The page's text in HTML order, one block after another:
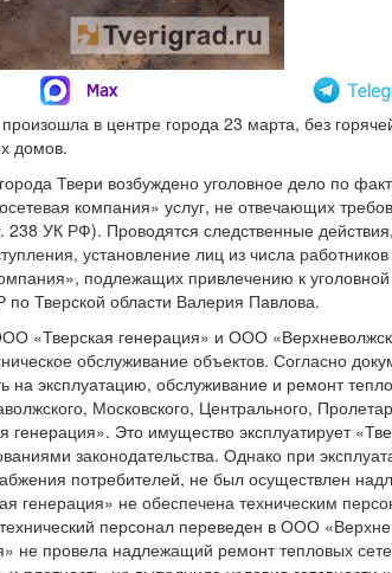
в центре города 23 марта, без
домов.
Твери возбуждено уголовное дело по
компания» услуг, не отвечающих
238 УК РФ). Проводятся следственные
установление лиц из числа
подлежащих привлечению к уголовной
Тверской области Валерия Павлова.
«Тверская генерация» и ООО
обслуживание объектов. Согласно
на эксплуатацию, обслуживание и ремонт
Московского, Центрального,
Это имущество эксплуатирует
законодательства. Однако при
потребителей, не был осуществлен
генерация» не обеспечена техническим
персонал переведен в ООО
не провела надлежащий ремонт тепловых